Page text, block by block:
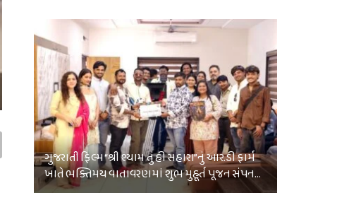
ગુજરાતી ફિલ્મ “શ્રી શ્યામ તું હી સહારા”નું આર.ડી ફાર્મ
ખાતે ભક્તિમય વાતાવરણમાં શુભ મુહૂર્ત પૂજન સંપન…